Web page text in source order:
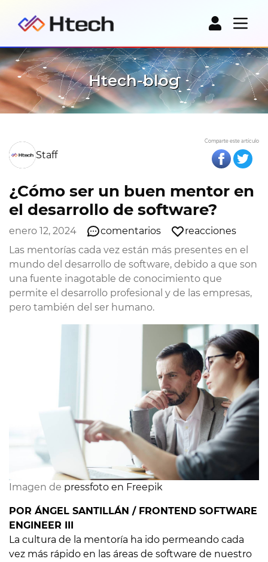
Htech-blog
Staff
Comparte este artículo
¿Cómo ser un buen mentor en
el desarrollo de software?
enero 12, 2024 comentarios
reacciones
Las mentorías cada vez están más presentes en el
mundo del desarrollo de software, debido a que son
una fuente inagotable de conocimiento que
permite el desarrollo profesional y de las empresas,
pero también del ser humano.
Imagen de pressfoto en Freepik
POR ÁNGEL SANTILLÁN / FRONTEND SOFTWARE
ENGINEER III
La cultura de la mentoría ha ido permeando cada
vez más rápido en las áreas de software de nuestro